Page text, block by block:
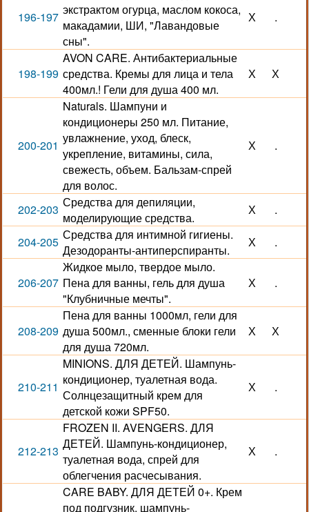
196-197 экстрактом огурца, маслом кокоса,
макадамии, ШИ, "Лавандовые
сны".
Х .
198-199
AVON CARE. Антибактериальные
средства. Кремы для лица и тела
400мл.! Гели для душа 400 мл.
Х Х
200-201
Naturals. Шампуни и
кондиционеры 250 мл. Питание,
увлажнение, уход, блеск,
укрепление, витамины, сила,
свежесть, объем. Бальзам-спрей
для волос.
Х .
202-203 Средства для депиляции,
моделирующие средства.
Х .
204-205 Средства для интимной гигиены.
Дезодоранты-антиперспиранты.
Х .
206-207
Жидкое мыло, твердое мыло.
Пена для ванны, гель для душа
"Клубничные мечты".
Х .
208-209
Пена для ванны 1000мл, гели для
душа 500мл., сменные блоки гели
для душа 720мл.
Х Х
210-211
MINIONS. ДЛЯ ДЕТЕЙ. Шампунь-
кондиционер, туалетная вода.
Солнцезащитный крем для
детской кожи SPF50.
Х .
212-213
FROZEN II. AVENGERS. ДЛЯ
ДЕТЕЙ. Шампунь-кондиционер,
туалетная вода, спрей для
облегчения расчесывания.
Х .
CARE BABY. ДЛЯ ДЕТЕЙ 0+. Крем
под подгузник, шампунь-